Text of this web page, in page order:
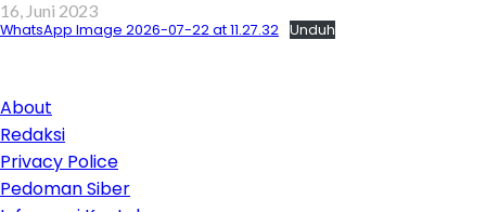
16, Juni 2023
WhatsApp Image 2026-07-22 at 11.27.32 Unduh
About
Redaksi
Privacy Police
Pedoman Siber